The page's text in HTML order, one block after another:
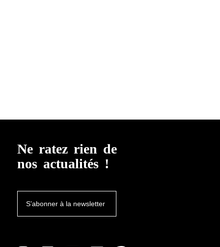
Ne ratez rien de
nos actualités !
S’abonner à la newsletter